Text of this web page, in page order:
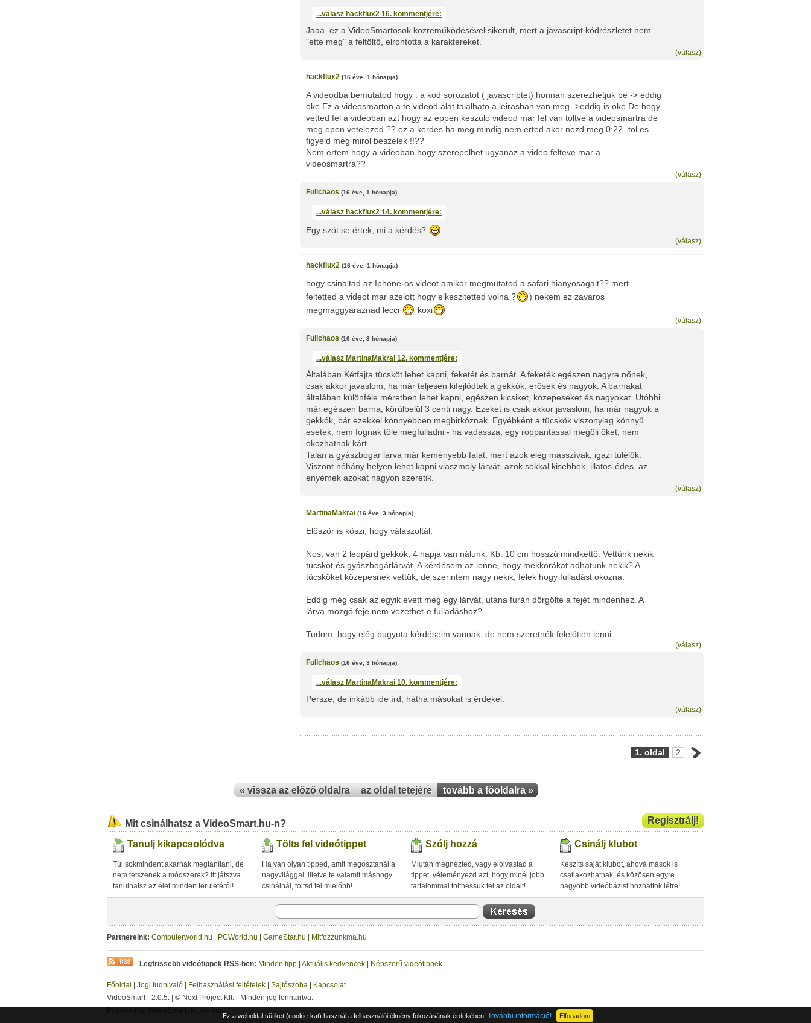
...válasz hackflux2 16. kommentjére:
Jaaa, ez a VideoSmartosok közreműködésével sikerült, mert a javascript kódrészletet nem
"ette meg" a feltöltő, elrontotta a karaktereket.
(válasz)
hackflux2 (16 éve, 1 hónapja)
A videodba bemutatod hogy : a kod sorozatot ( javascriptet) honnan szerezhetjuk be -> eddig
oke Ez a videosmarton a te videod alat talalhato a leirasban van meg- >eddig is oke De hogy
vetted fel a videoban azt hogy az eppen keszulo videod mar fel van toltve a videosmartra de
meg epen vetelezed ?? ez a kerdes ha meg mindig nem erted akor nezd meg 0:22 -tol es
figyeld meg mirol beszelek !!??
Nem ertem hogy a videoban hogy szerepelhet ugyanaz a video felteve mar a
videosmartra??
(válasz)
Fullchaos (16 éve, 1 hónapja)
...válasz hackflux2 14. kommentjére:
Egy szót se értek, mi a kérdés?
(válasz)
hackflux2 (16 éve, 1 hónapja)
hogy csinaltad az Iphone-os videot amikor megmutatod a safari hianyosagait?? mert
feltetted a videot mar azelott hogy elkeszitetted volna ?
) nekem ez zavaros
megmaggyaraznad lecci
koxi
(válasz)
Fullchaos (16 éve, 3 hónapja)
...válasz MartinaMakrai 12. kommentjére:
Általában Kétfajta tücsköt lehet kapni, feketét és barnát. A feketék egészen nagyra nőnek,
csak akkor javaslom, ha már teljesen kifejlődtek a gekkók, erősek és nagyok. A barnákat
általában különféle méretben lehet kapni, egészen kicsiket, közepeseket és nagyokat. Utóbbi
már egészen barna, körülbelül 3 centi nagy. Ezeket is csak akkor javaslom, ha már nagyok a
gekkók, bár ezekkel könnyebben megbirkóznak. Egyébként a tücskök viszonylag könnyű
esetek, nem fognak tőle megfulladni - ha vadássza, egy roppantással megöli őket, nem
okozhatnak kárt.
Talán a gyászbogár lárva már keményebb falat, mert azok elég masszívak, igazi túlélők.
Viszont néhány helyen lehet kapni viaszmoly lárvát, azok sokkal kisebbek, illatos-édes, az
enyémek azokat nagyon szeretik.
(válasz)
MartinaMakrai (16 éve, 3 hónapja)
Először is köszi, hogy válaszoltál.
Nos, van 2 leopárd gekkók, 4 napja van nálunk. Kb. 10 cm hosszú mindkettő. Vettünk nekik
tücsköt és gyászbogárlárvát. A kérdésem az lenne, hogy mekkorákat adhatunk nekik? A
tücsköket közepesnek vettük, de szerintem nagy nekik, félek hogy fulladást okozna.
Eddig még csak az egyik evett meg egy lárvát, utána furán dörgölte a fejét mindenhez. A
lárva mozgó feje nem vezethet-e fulladáshoz?
Tudom, hogy elég bugyuta kérdéseim vannak, de nem szeretnék felelőtlen lenni.
(válasz)
Fullchaos (16 éve, 3 hónapja)
...válasz MartinaMakrai 10. kommentjére:
Persze, de inkább ide írd, hátha másokat is érdekel.
(válasz)
1. oldal 2
« vissza az előző oldalra az oldal tetejére tovább a főoldalra »
Regisztrálj!
Mit csinálhatsz a VideoSmart.hu-n?
Tanulj kikapcsolódva
Túl sokmindent akarnak megtanítani, de
nem tetszenek a módszerek? Itt játszva
tanulhatsz az élet minden területéről!
Tölts fel videótippet
Ha van olyan tipped, amit megosztanál a
nagyvilággal, illetve te valamit máshogy
csinálnál, töltsd fel mielőbb!
Szólj hozzá
Miután megnézted, vagy elolvastad a
tippet, véleményezd azt, hogy minél jobb
tartalommal tölthessük fel az oldalt!
Csinálj klubot
Készíts saját klubot, ahová mások is
csatlakozhatnak, és közösen egyre
nagyobb videóbázist hozhattok létre!
Partnereink: Computerworld.hu PCWorld.hu GameStar.hu Mitfozzunkma.hu
Legfrissebb videótippek RSS-ben: Minden tipp Aktuális kedvencek Népszerű videótippek
Főoldal Jogi tudnivaló Felhasználási feltételek Sajtószoba
Kapcsolat
VideoSmart - 2.0.5. | © Next Project Kft. - Minden jog fenntartva.
Ez a weboldal sütiket (cookie-kat) használ a felhasználói élmény fokozásának érdekében!További információ! Elfogadom